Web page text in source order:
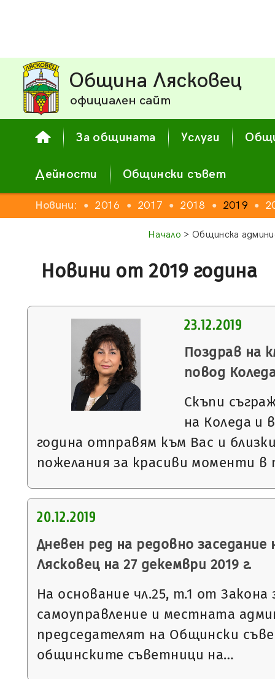
Община Лясковец
официален сайт
За общината Услуги
Дейности Общински съвет
Новини:
● 2015 ● 2016 ● 2017 ● 2018 ● 2019 ●
Начало > Общинска
Новини от 2019 година
23.12.2019
Поздрав на
повод
Скъпи
на Коледа и
година отправям към Вас и
пожелания за красиви моменти
20.12.2019
Дневен ред на редовно
Лясковец на 27 декември 2019 г.
На основание чл.25, т.1 от
самоуправление и местната
председателят на Общински
общинските съветници на…